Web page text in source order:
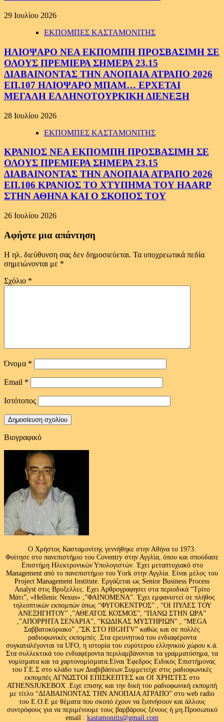
29 Ιουλίου 2026
ΕΚΠΟΜΠΕΣ ΚΑΣΤΑΜΟΝΙΤΗΣ
ΗΛΙΟΨΑΡΟ ΝΕΑ ΕΚΠΟΜΠΗ ΠΡΟΣΒΑΣΙΜΗ ΣΕ
ΟΛΟΥΣ ΠΡΕΜΙΕΡΑ ΣΗΜΕΡΑ 23.15
ΔΙΑΒΑΙΝΟΝΤΑΣ ΤΗΝ ΑΝΟΠΑΙΑ ΑΤΡΑΠΟ 2026
ΕΠ.107 ΗΛΙΟΨΑΡΟ ΜΠΑΜ… ΕΡΧΕΤΑΙ
ΜΕΓΑΛΗ ΕΛΛΗΝΟΤΟΥΡΚΙΚΗ ΔΙΕΝΕΞΗ
28 Ιουλίου 2026
ΕΚΠΟΜΠΕΣ ΚΑΣΤΑΜΟΝΙΤΗΣ
ΚΡΑΝΙΟΣ ΝΕΑ ΕΚΠΟΜΠΗ ΠΡΟΣΒΑΣΙΜΗ ΣΕ
ΟΛΟΥΣ ΠΡΕΜΙΕΡΑ ΣΗΜΕΡΑ 23.15
ΔΙΑΒΑΙΝΟΝΤΑΣ ΤΗΝ ΑΝΟΠΑΙΑ ΑΤΡΑΠΟ 2026
ΕΠ.106 ΚΡΑΝΙΟΣ ΤΟ ΧΤΥΠΗΜΑ ΤΟΥ HAARP
ΣΤΗΝ ΑΘΗΝΑ ΚΑΙ Ο ΣΚΟΠΟΣ ΤΟΥ
26 Ιουλίου 2026
Αφήστε μια απάντηση
Η ηλ. διεύθυνση σας δεν δημοσιεύεται. Τα υποχρεωτικά πεδία
σημειώνονται με *
Σχόλιο *
Όνομα *
Email *
Ιστότοπος
Βιογραφικό
Ο Χρήστος Κασταμονίτης γεννήθηκε στην Αθήνα το 1973.
Φοίτησε στο πανεπιστήμιο του Coventry στην Αγγλία, όπου και σπούδασε
Επιστήμη Ηλεκτρονικών Υπολογιστών. Έχει μεταπτυχιακό στο
Management από το πανεπιστήμιο του Υork στην Αγγλία. Είναι μέλος του
Project Management Institute. Εργάζεται ως Senior Business Process
Analyst στις Βρυξελλες. Εχει Αρθρογραφησει στα περιοδικά “Τρίτο
Μάτι”, «Hellenic Nexus» ,”ΦΑΙΝΟΜΕΝΑ”. Έχει εμφανιστεί σε πλήθος
τηλεοπτικών εκπομπών όπως “ΦΥΓΟΚΕΝΤΡΟΣ” , “ΟΙ ΠΥΛΕΣ ΤΟΥ
ΑΝΕΞΗΓΗΤΟΥ” ,”ΑΘΕΑΤΟΣ ΚΟΣΜΟΣ”, “ΠΑΝΩ ΣΤΗΝ ΩΡΑ”
,”ΑΠΟΡΡΗΤΑ ΣΕΝΑΡΙΑ”, “ΚΩΔΙΚΑΣ ΜΥΣΤΗΡΙΩΝ” , “MEGA
Σαββατοκύριακο” ,”ΣΚ ΣΤΟ HIGHTV” καθώς και σε πολλές
ραδιοφωνικές εκπομπές .Στα ερευνητικά του ενδιαφέροντα
συγκαταλέγονται τα UFO, η ιστορία του ευρύτερου ελληνικού χώρου κ.ά.
Στα συλλεκτικά του ενδιαφέροντα περιλαμβάνονται τα γραμματόσημα, τα
νομίσματα και τα χαρτονομίσματα.Είναι Έφεδρος Ειδικός Επιστήμονας
του Γ.Ε.Σ στο κλάδο των Διαβιβάσεων.Συμμετείχε στις ραδιοφωνικές
εκπομπές ΑΓΝΩΣΤΟΙ ΕΠΙΣΚΕΠΤΕΣ και ΟΙ ΧΡΗΣΤΕΣ στο
ATHENSJUKEBOX .Ειχε επισης και την δική του ραδιοφωνική εκπομπή
με τίτλο “ΔΙΑΒΑΙΝΟΝΤΑΣ ΤΗΝ ΑΝΟΠΑΙΑ ΑΤΡΑΠΟ” στο web radio
του Ε.Ο.Ε με θέματα που σκοπό έχουν να ξυπνήσουν και άλλους
συντρόφους για να περιμένουμε τους βαρβάρους ξένους ή μη.Προσωπικό
email : kastamonitis@gmail.com